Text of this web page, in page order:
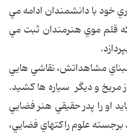
خود با دانشمندان ادامه مي
قلم موي هنرمندان ثبت مي
مشاهداتش، نقاشي هايي
از مريخ و ديگر سياره ها کشيد.
او را پدر حقيقي هنر فضايي
علوم راکتهاي فضايي،